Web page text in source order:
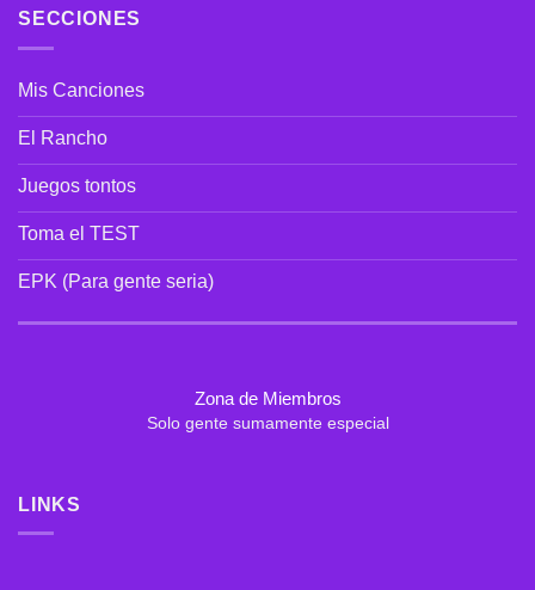
Pudo»:
hecho
la
SECCIONES
Mis Canciones
El Rancho
Juegos tontos
Toma el TEST
EPK (Para gente seria)
Zona de Miembros
Solo gente sumamente especial
LINKS